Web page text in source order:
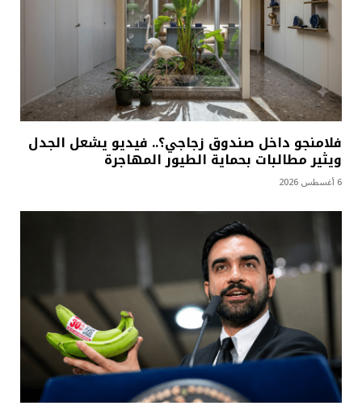
فلامنجو داخل صندوق زجاجي؟.. فيديو يشعل الجدل
ويثير مطالبات بحماية الطيور المهاجرة
6 أغسطس 2026